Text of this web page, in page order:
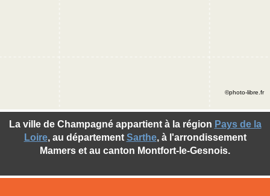
La ville de Champagné appartient à la région Pays de la
Loire, au département Sarthe, à l'arrondissement
Mamers et au canton Montfort-le-Gesnois.
©photo-libre.fr